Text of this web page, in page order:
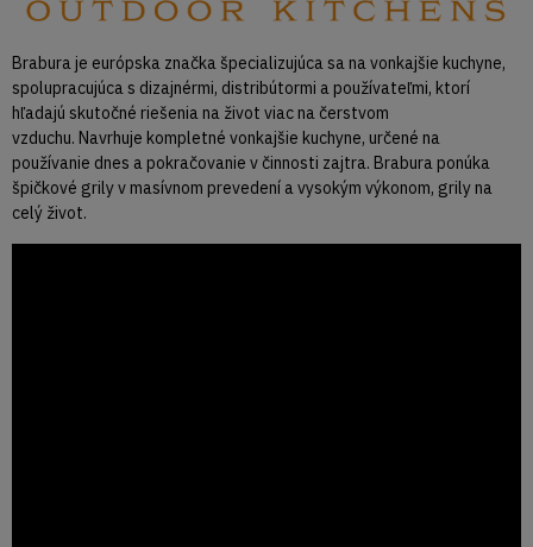
Brabura je európska značka špecializujúca sa na vonkajšie kuchyne,
spolupracujúca s dizajnérmi, distribútormi a používateľmi, ktorí
hľadajú skutočné riešenia na život viac na čerstvom
vzduchu. Navrhuje kompletné vonkajšie kuchyne, určené na
používanie dnes a pokračovanie v činnosti zajtra. Brabura ponúka
špičkové grily v masívnom prevedení a vysokým výkonom, grily na
celý život.